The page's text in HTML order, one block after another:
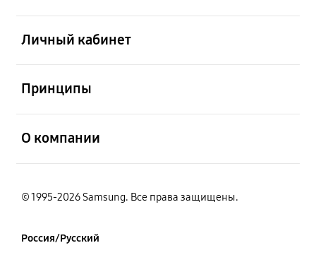
Личный кабинет
Принципы
О компании
© 1995-2026 Samsung. Все права защищены.
Россия/Русский